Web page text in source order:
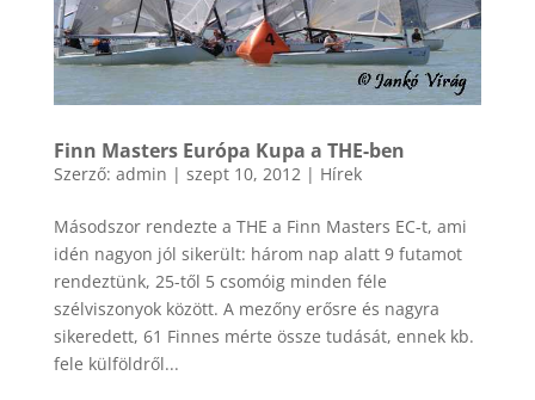
Finn Masters Európa Kupa a THE-ben
Szerző: admin | szept 10, 2012| Hírek
Másodszor rendezte a THE a Finn Masters EC-t, ami
idén nagyon jól sikerült: három nap alatt 9 futamot
rendeztünk, 25-től 5 csomóig minden féle
szélviszonyok között. A mezőny erősre és nagyra
sikeredett, 61 Finnes mérte össze tudását, ennek kb.
fele külföldről...